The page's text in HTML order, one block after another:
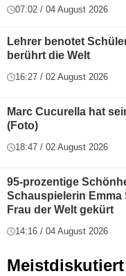
07:02 / 04 August 2026
Lehrer benotet
berührt die Welt
16:27 / 02 August 2026
Marc Cucurella hat
(Foto)
18:47 / 02 August 2026
95-prozentige
Schauspielerin
Frau der Welt gekürt
14:16 / 04 August 2026
Meistdiskutiert